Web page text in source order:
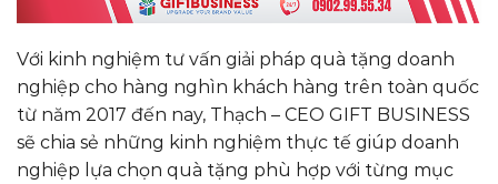
Với kinh nghiệm tư vấn giải pháp quà tặng doanh
nghiệp cho hàng nghìn khách hàng trên toàn quốc
từ năm 2017 đến nay, Thạch – CEO GIFT BUSINESS
sẽ chia sẻ những kinh nghiệm thực tế giúp doanh
nghiệp lựa chọn quà tặng phù hợp với từng mục